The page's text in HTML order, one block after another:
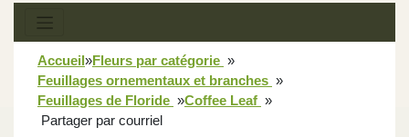
Accueil»Fleurs par catégorie »
Feuillages ornementaux et branches »
Feuillages de Floride »Coffee Leaf »
Partager par courriel